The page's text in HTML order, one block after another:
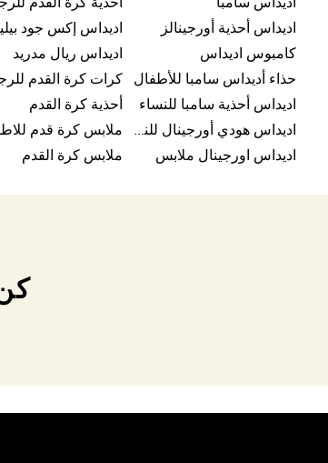
اديداس سامبا أحذية كرة القدم
اديداس أحذية أورجينالز
اديداس إكس جود
كامبوس اديداس
اديداس ريال مدريد
حذاء أديداس سامبا للأطفال
كرات كرة القدم
اديداس أحذية سامبا للنساء
أحذية كرة القدم
اديداس هودي أورجينال للنساء
ملابس كرة قدم
اديداس اورجينال ملابس
ملابس كرة القدم